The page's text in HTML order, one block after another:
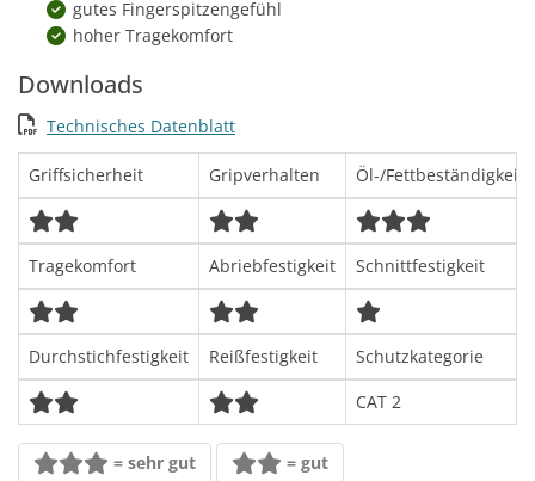
gutes Fingerspitzengefühl
hoher Tragekomfort
Downloads
Technisches Datenblatt
Griffsicherheit Gripverhalten Öl-/Fettbeständigkeit
Tragekomfort Abriebfestigkeit Schnittfestigkeit
Durchstichfestigkeit Reißfestigkeit
Schutzkategorie
CAT 2
= sehr gut
= gut